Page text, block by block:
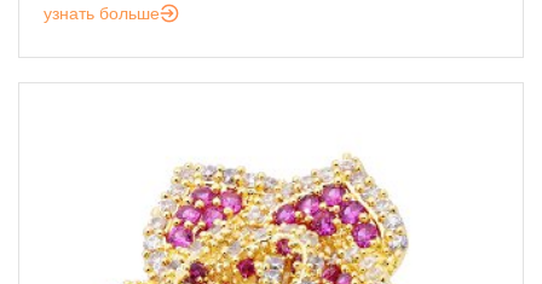
узнать больше